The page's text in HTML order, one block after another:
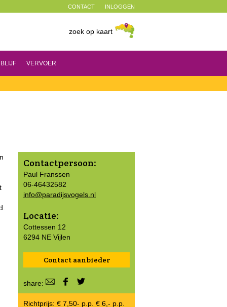
INLOGGEN
CONTACT
zoek op kaart
VERVOER
Contactpersoon:
Paul Franssen
06-46432582
info@paradijsvogels.nl
Locatie:
Cottessen 12
6294 NE Vijlen
Contact aanbieder
share:
Richtprijs: € 7,50- p.p. € 6,- p.p.